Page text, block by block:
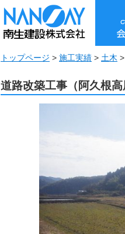
トップページ > 施工実績 > 土木 >
道路改築工事（阿久根高